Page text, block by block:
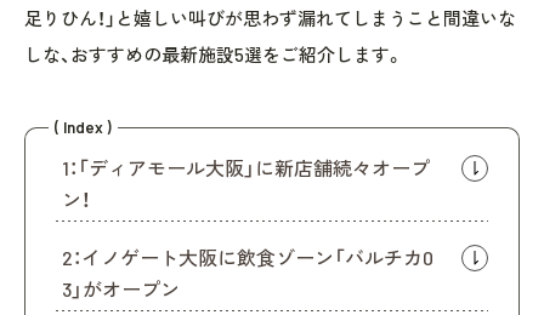
足りひん！」と嬉しい叫びが思わず漏れてしまうこと間違いな
しな、おすすめの最新施設5選をご紹介します。
( Index )
1：「ディアモール大阪」に新店舗続々オープ
ン！
2：イノゲート大阪に飲食ゾーン「バルチカ0
3」がオープン